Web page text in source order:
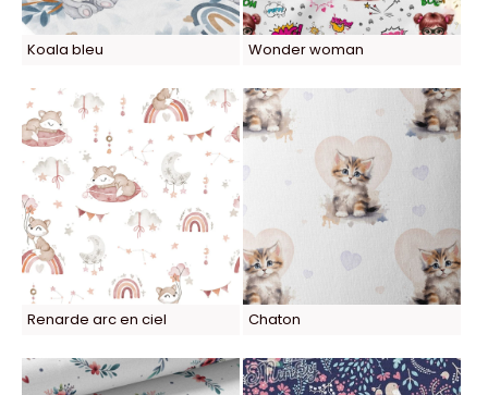
Koala bleu Wonder woman
Renarde arc en ciel Chaton